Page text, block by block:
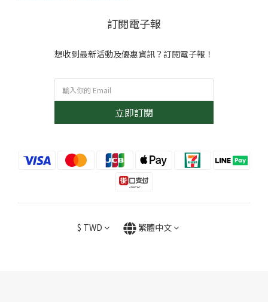
訂閱電子報
想收到最新活動及優惠資訊？訂閱電子報！
立即訂閱
$ TWD 繁體中文